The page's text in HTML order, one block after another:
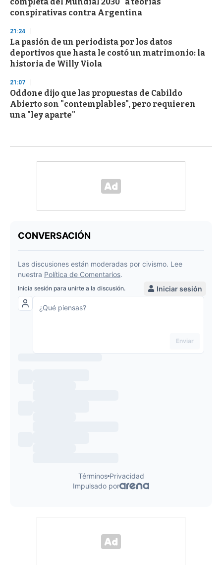
conspirativas contra Argentina
21:24
La pasión de un periodista por los datos
deportivos que hasta le costó un matrimonio: la
historia de Willy Viola
21:07
Oddone dijo que las propuestas de Cabildo
Abierto son "contemplables", pero requieren
una "ley aparte"